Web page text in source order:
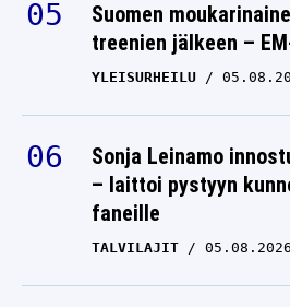
LASSE
Suomen
treenien jälkeen –
YLEISURHEILU
Sonja Leinamo
– laittoi pystyyn
faneille
TALVILAJIT 05.08.2026